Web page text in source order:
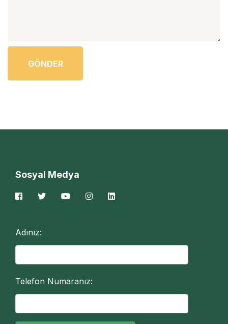
GÖNDER
Sosyal Medya
Adınız:
Telefon Numaranız: